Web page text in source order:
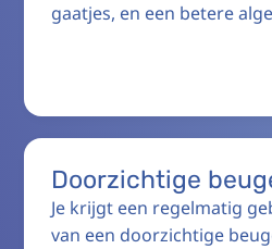
gaatjes, en een betere
Doorzichtige
Je krijgt een regelmatig
van een doorzichtige